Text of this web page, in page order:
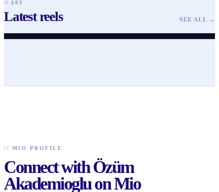
// §03
Latest reels SEE ALL →
@ozumakademioglu
@ozumakademioglu
@ozumakademioglu
@ozumakademioglu
@ozumakademioglu
@ozumakademioglu
// MIO PROFILE
Connect with Özüm
Akademioglu on Mio